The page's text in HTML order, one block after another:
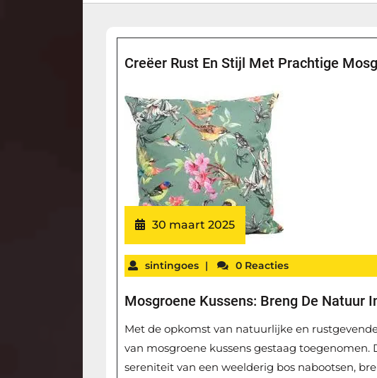
Creëer Rust En Stijl Met Prachtige
30 maart 2025
sintingoes | 0 Reacties
Mosgroene Kussens: Breng De Natuur
Met de opkomst van natuurlijke en
van mosgroene kussens gestaag toegenomen.
sereniteit van een weelderig bos nabootsen,